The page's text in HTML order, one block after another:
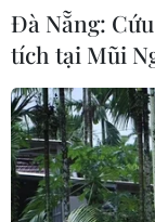
TIN CÙNG
Bảo đảm an
hàng và phát
Đà Nẵng:
tích tại Mũi